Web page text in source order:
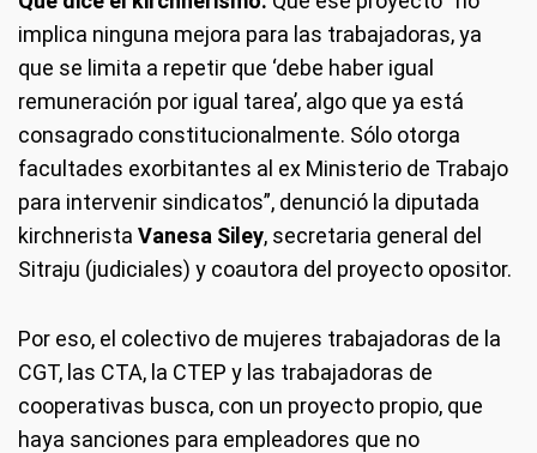
implica ninguna mejora para las trabajadoras, ya
que se limita a repetir que ‘debe haber igual
remuneración por igual tarea’, algo que ya está
consagrado constitucionalmente. Sólo otorga
facultades exorbitantes al ex Ministerio de Trabajo
para intervenir sindicatos”, denunció la diputada
kirchnerista Vanesa Siley, secretaria general del
Sitraju (judiciales) y coautora del proyecto opositor.
Por eso, el colectivo de mujeres trabajadoras de la
CGT, las CTA, la CTEP y las trabajadoras de
cooperativas busca, con un proyecto propio, que
haya sanciones para empleadores que no